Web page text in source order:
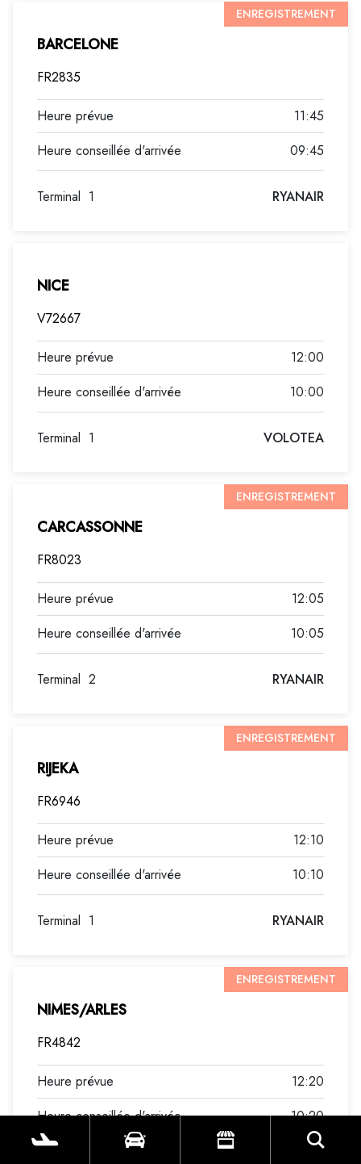
FR2835
RYANAIR
BARCELONE
ENREGISTREMENT
11:45
09:45
Terminal 1
V72667
VOLOTEA
NICE
12:00
10:00
Terminal 1
FR8023
RYANAIR
CARCASSONNE
ENREGISTREMENT
12:05
10:05
Terminal 2
FR6946
RYANAIR
RIJEKA
ENREGISTREMENT
12:10
10:10
Terminal 1
FR4842
NIMES/ARLES
ENREGISTREMENT
12:20
10:20